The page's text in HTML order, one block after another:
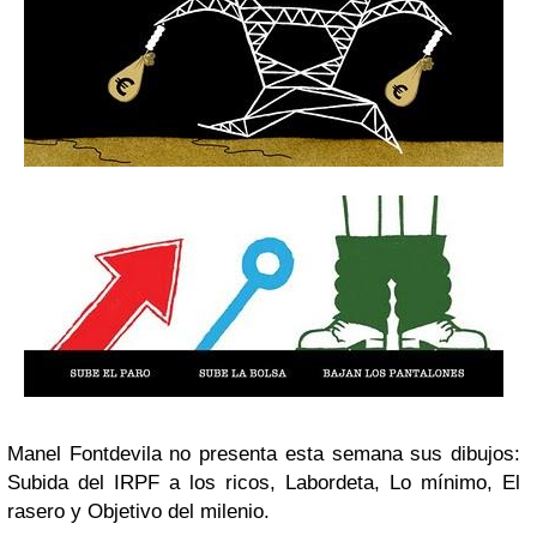
Manel Fontdevila no presenta esta semana sus dibujos:
Subida del IRPF a los ricos, Labordeta, Lo mínimo, El
rasero y Objetivo del milenio.